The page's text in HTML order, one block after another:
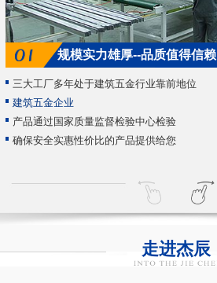
规模实力雄厚--品质值得信赖
三大工厂多年处于建筑五金行业靠前地位
建筑五金企业
产品通过国家质量监督检验中心检验
确保安全实惠性价比的产品提供给您
走进杰辰